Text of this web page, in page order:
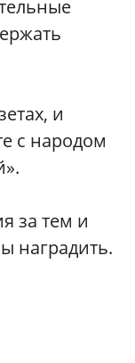
и
с народом
за тем и
наградить.